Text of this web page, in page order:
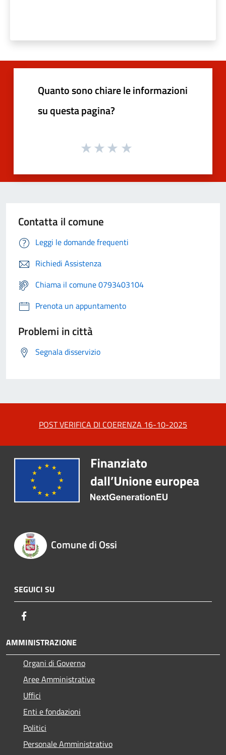
Quanto sono chiare le informazioni
su questa pagina?
Contatta il comune
Leggi le domande frequenti
Richiedi Assistenza
Chiama il comune 0793403104
Prenota un appuntamento
Problemi in città
Segnala disservizio
POST VERIFICA DI COERENZA 16-10-2025
Comune di Ossi
SEGUICI SU
AMMINISTRAZIONE
Organi di Governo
Aree Amministrative
Uffici
Enti e fondazioni
Politici
Personale Amministrativo